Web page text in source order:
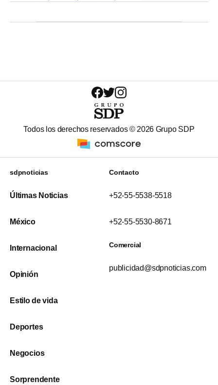
Todos los derechos reservados © 2026 Grupo SDP
sdpnoticias
Últimas Noticias
México
Internacional
Opinión
Estilo de vida
Deportes
Negocios
Sorprendente
Contacto
+52-55-5538-5518
+52-55-5530-8671
Comercial
publicidad@sdpnoticias.com